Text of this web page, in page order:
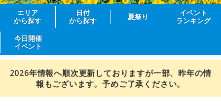
エリア
から探す
日付
から探す
夏祭り
イベント
ランキング
今日開催
イベント
2026年情報へ順次更新しておりますが一部、昨年の情
報もございます。予めご了承ください。